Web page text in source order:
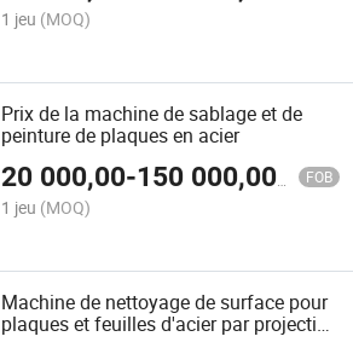
1 jeu (MOQ)
Prix de la machine de sablage et de
peinture de plaques en acier
20 000,00-150 000,00$US
FOB
1 jeu (MOQ)
Machine de nettoyage de surface pour
plaques et feuilles d'acier par projection